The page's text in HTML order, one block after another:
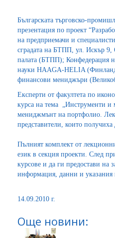
Българската търговско-
презентация по проект
на предприемачи и
сградата на БТПП, ул. Искър 9,
палата (БТПП); Конфедерация
науки HAAGA-HELIA
финансови мениджъри
Експерти от факултета по
курса на тема „Инструменти и
мениджмънт на портфолио.
представители, които
Пълният комплект от
език в секция проекти. След
курсове и да ги предостави на
информация, данни и
14.09.2010 г.
Още новини: